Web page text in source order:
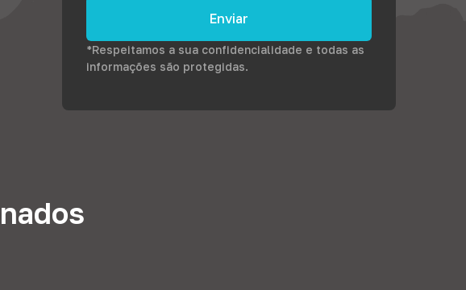
Enviar
*Respeitamos a sua confidencialidade e todas as
informações são protegidas.